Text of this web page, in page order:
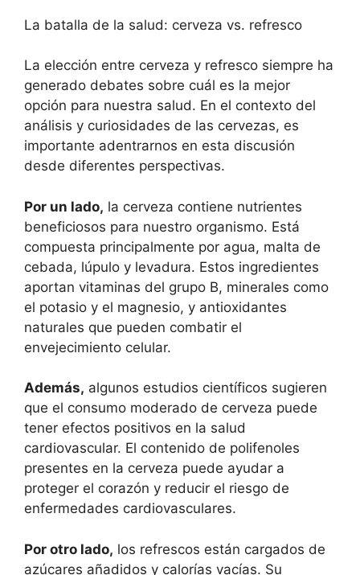
La batalla de la salud: cerveza vs. refresco
La elección entre cerveza y refresco siempre ha
generado debates sobre cuál es la mejor
opción para nuestra salud. En el contexto del
análisis y curiosidades de las cervezas, es
importante adentrarnos en esta discusión
desde diferentes perspectivas.
Por un lado, la cerveza contiene nutrientes
beneficiosos para nuestro organismo. Está
compuesta principalmente por agua, malta de
cebada, lúpulo y levadura. Estos ingredientes
aportan vitaminas del grupo B, minerales como
el potasio y el magnesio, y antioxidantes
naturales que pueden combatir el
envejecimiento celular.
Además, algunos estudios científicos sugieren
que el consumo moderado de cerveza puede
tener efectos positivos en la salud
cardiovascular. El contenido de polifenoles
presentes en la cerveza puede ayudar a
proteger el corazón y reducir el riesgo de
enfermedades cardiovasculares.
Por otro lado, los refrescos están cargados de
azúcares añadidos y calorías vacías. Su